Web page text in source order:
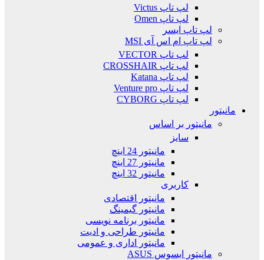
لپ تاپ Victus
لپ تاپ Omen
لپ تاپ ایسر
لپ تاپ ام اس آی MSI
لپ تاپ VECTOR
لپ تاپ CROSSHAIR
لپ تاپ Katana
لپ تاپ Venture pro
لپ تاپ CYBORG
مانیتور
مانیتور بر اساس
سایز
مانیتور 24 اینچ
مانیتور 27 اینچ
مانیتور 32 اینچ
کاربری
مانیتور اقتصادی
مانیتور گیمینگ
مانیتور برنامه نویسی
مانیتور طراحی و ادیت
مانیتور اداری و عمومی
مانیتور ایسوس ASUS